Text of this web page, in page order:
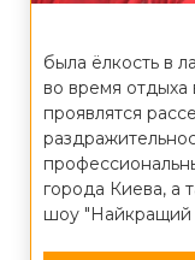
была ёлкость в
во время отдыха
проявлятся
города Киева, а
шоу "Найкращий